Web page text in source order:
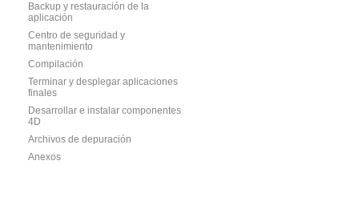
Backup y restauración de la
aplicación
Centro de seguridad y
mantenimiento
Compilación
Terminar y desplegar aplicaciones
finales
Desarrollar e instalar componentes
4D
Archivos de depuración
Anexos